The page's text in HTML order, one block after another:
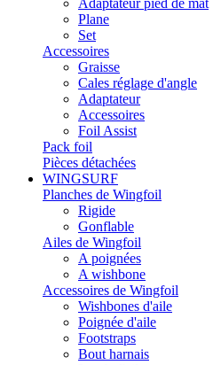
Adaptateur pied de mât
Plane
Set
Accessoires
Graisse
Cales réglage d'angle
Adaptateur
Accessoires
Foil Assist
Pack foil
Pièces détachées
WINGSURF
Planches de Wingfoil
Rigide
Gonflable
Ailes de Wingfoil
A poignées
A wishbone
Accessoires de Wingfoil
Wishbones d'aile
Poignée d'aile
Footstraps
Bout harnais